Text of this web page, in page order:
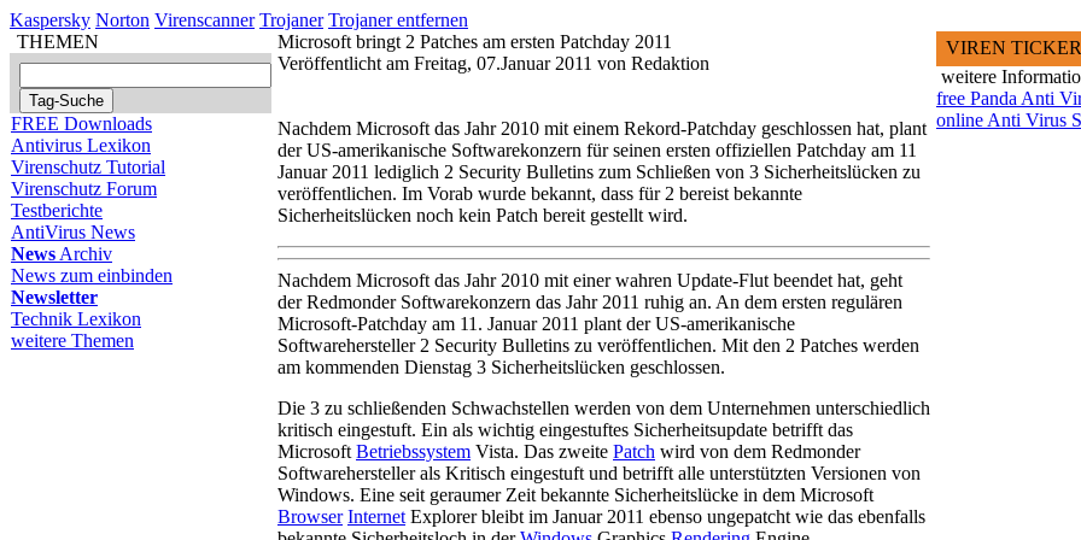
Kaspersky Norton Virenscanner Trojaner Trojaner entfernen
THEMEN
FREE Downloads
Antivirus Lexikon
Virenschutz Tutorial
Virenschutz Forum
Testberichte
AntiVirus News
News Archiv
News zum einbinden
Newsletter
Technik Lexikon
weitere Themen
Microsoft bringt 2 Patches am ersten Patchday 2011
Veröffentlicht am Freitag, 07.Januar 2011 von Redaktion
Nachdem Microsoft das Jahr 2010 mit einem Rekord-Patchday geschlossen hat, plant
der US-amerikanische Softwarekonzern für seinen ersten offiziellen Patchday am 11
Januar 2011 lediglich 2 Security Bulletins zum Schließen von 3 Sicherheitslücken zu
veröffentlichen. Im Vorab wurde bekannt, dass für 2 bereist bekannte
Sicherheitslücken noch kein Patch bereit gestellt wird.
Nachdem Microsoft das Jahr 2010 mit einer wahren Update-Flut beendet hat, geht
der Redmonder Softwarekonzern das Jahr 2011 ruhig an. An dem ersten regulären
Microsoft-Patchday am 11. Januar 2011 plant der US-amerikanische
Softwarehersteller 2 Security Bulletins zu veröffentlichen. Mit den 2 Patches werden
am kommenden Dienstag 3 Sicherheitslücken geschlossen.
Die 3 zu schließenden Schwachstellen werden von dem Unternehmen unterschiedlich
kritisch eingestuft. Ein als wichtig eingestuftes Sicherheitsupdate betrifft das
Microsoft Betriebssystem Vista. Das zweite Patch wird von dem Redmonder
Softwarehersteller als Kritisch eingestuft und betrifft alle unterstützten Versionen von
Windows. Eine seit geraumer Zeit bekannte Sicherheitslücke in dem Microsoft
Browser Internet Explorer bleibt im Januar 2011 ebenso ungepatcht wie das ebenfalls
VIREN TICKER
weitere
free Panda Anti
online Anti Virus